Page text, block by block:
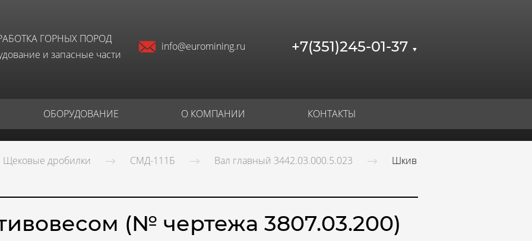
ГОРНЫХ ПОРОД
и запасные части
info@euromining.ru +7(351)245-01-37 ▼
ОБОРУДОВАНИЕ О КОМПАНИИ КОНТАКТЫ
Щековые дробилки СМД-111Б Вал главный 3442.03.000.5.023 Шкив
(№ чертежа 3807.03.200)